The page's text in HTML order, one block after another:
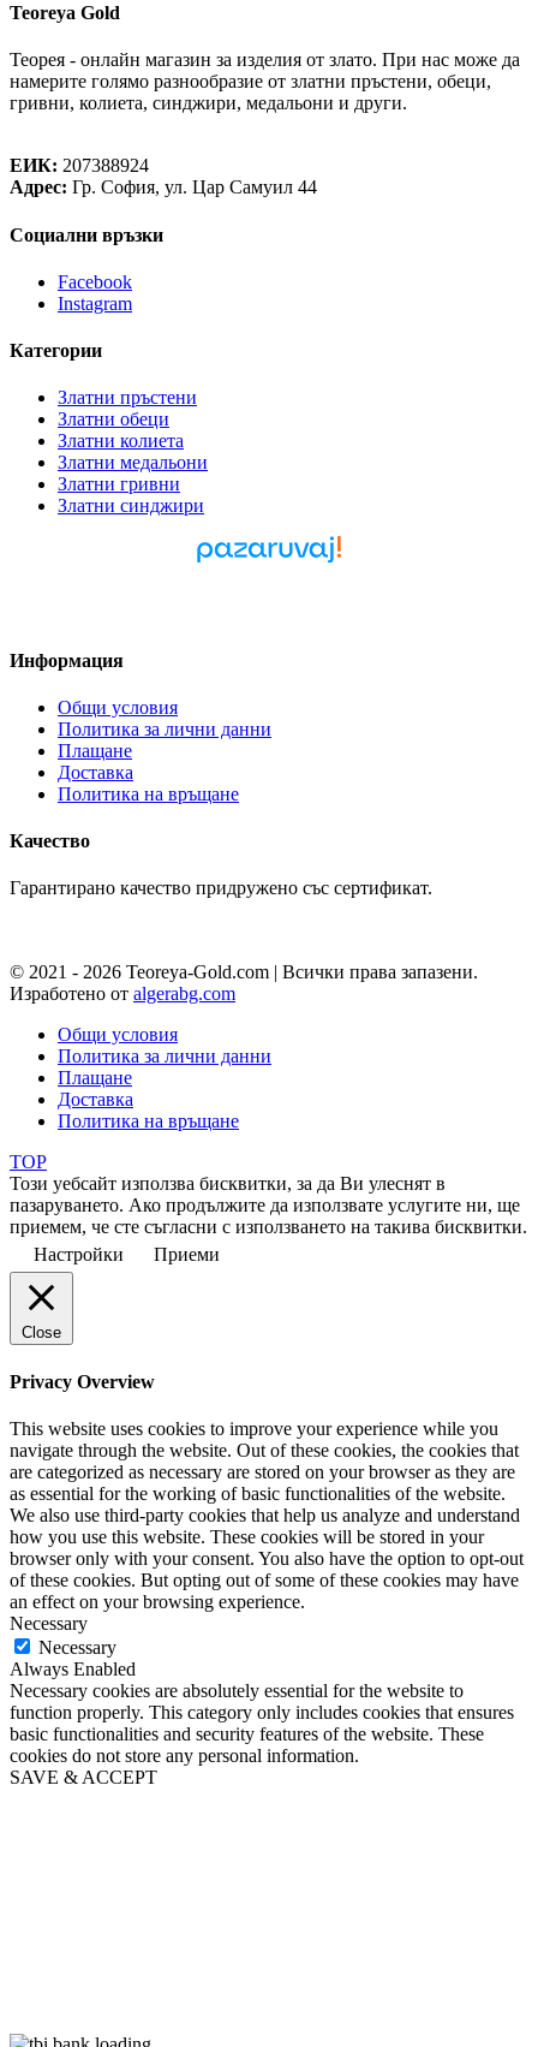
Teoreya Gold
Теорея - онлайн магазин за изделия от злато. При нас може да
намерите голямо разнообразие от златни пръстени, обеци,
гривни, колиета, синджири, медальони и други.
ЕИК: 207388924
Адрес: Гр. София, ул. Цар Самуил 44
Социални връзки
Facebook
Instagram
Категории
Златни пръстени
Златни обеци
Златни колиета
Златни медальони
Златни гривни
Златни синджири
Информация
Общи условия
Политика за лични данни
Плащане
Доставка
Политика на връщане
Качество
Гарантирано качество придружено със сертификат.
© 2021 - 2026 Teoreya-Gold.com | Всички права запазени.
Изработено от algerabg.com
Общи условия
Политика за лични данни
Плащане
Доставка
Политика на връщане
TOP
Този уебсайт използва бисквитки, за да Ви улеснят в
пазаруването. Ако продължите да използвате услугите ни, ще
приемем, че сте съгласни с използването на такива бисквитки.
Настройки
Приеми
Close
Privacy Overview
This website uses cookies to improve your experience while you
navigate through the website. Out of these cookies, the cookies that
are categorized as necessary are stored on your browser as they are
as essential for the working of basic functionalities of the website.
We also use third-party cookies that help us analyze and understand
how you use this website. These cookies will be stored in your
browser only with your consent. You also have the option to opt-out
of these cookies. But opting out of some of these cookies may have
an effect on your browsing experience.
Necessary
Necessary
Always Enabled
Necessary cookies are absolutely essential for the website to
function properly. This category only includes cookies that ensures
basic functionalities and security features of the website. These
cookies do not store any personal information.
SAVE & ACCEPT